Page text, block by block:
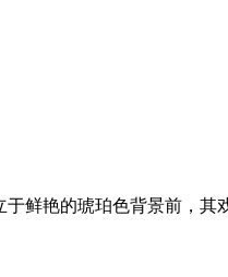
鲜艳的琥珀色背景前，